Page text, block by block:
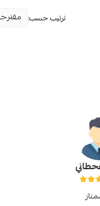
ترتيب حسب: